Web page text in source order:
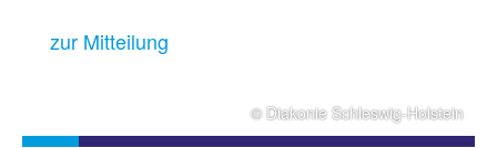
zur Mitteilung
© Diakonie Schleswig-Holstein